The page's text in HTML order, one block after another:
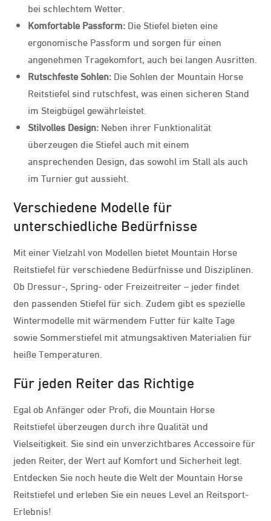
bei schlechtem Wetter.
Komfortable Passform: Die Stiefel bieten eine
ergonomische Passform und sorgen für einen
angenehmen Tragekomfort, auch bei langen Ausritten.
Rutschfeste Sohlen: Die Sohlen der Mountain Horse
Reitstiefel sind rutschfest, was einen sicheren Stand
im Steigbügel gewährleistet.
Stilvolles Design: Neben ihrer Funktionalität
überzeugen die Stiefel auch mit einem
ansprechenden Design, das sowohl im Stall als auch
im Turnier gut aussieht.
Verschiedene Modelle für
unterschiedliche Bedürfnisse
Mit einer Vielzahl von Modellen bietet Mountain Horse
Reitstiefel für verschiedene Bedürfnisse und Disziplinen.
Ob Dressur-, Spring- oder Freizeitreiter – jeder findet
den passenden Stiefel für sich. Zudem gibt es spezielle
Wintermodelle mit wärmendem Futter für kalte Tage
sowie Sommerstiefel mit atmungsaktiven Materialien für
heiße Temperaturen.
Für jeden Reiter das Richtige
Egal ob Anfänger oder Profi, die Mountain Horse
Reitstiefel überzeugen durch ihre Qualität und
Vielseitigkeit. Sie sind ein unverzichtbares Accessoire für
jeden Reiter, der Wert auf Komfort und Sicherheit legt.
Entdecken Sie noch heute die Welt der Mountain Horse
Reitstiefel und erleben Sie ein neues Level an Reitsport-
Erlebnis!